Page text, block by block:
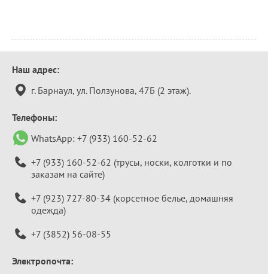
Контактная
информация
Наш адрес:
г. Барнаул, ул. Ползунова, 47Б (2 этаж).
Телефоны:
WhatsApp: +7 (933) 160-52-62
+7 (933) 160-52-62 (трусы, носки, колготки и по
заказам на сайте)
+7 (923) 727-80-34 (корсетное белье, домашняя
одежда)
+7 (3852) 56-08-55
Электропочта: